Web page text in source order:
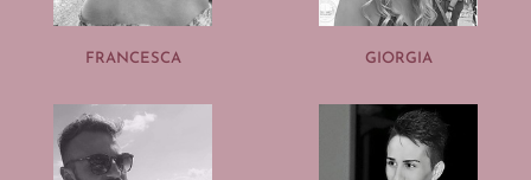
FRANCESCA GIORGIA